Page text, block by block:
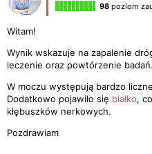
98 poziom
Witam!
Wynik wskazuje na zapalenie
leczenie oraz powtórzenie badań.
W moczu występują bardzo
Dodatkowo pojawiło się białko,
kłębuszków nerkowych.
Pozdrawiam